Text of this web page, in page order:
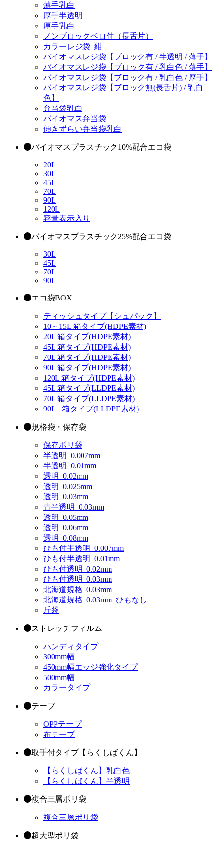
薄手乳白
厚手半透明
厚手乳白
ノンブロックベロ付（長舌片）
カラーレジ袋_紺
バイオマスレジ袋【ブロック有 / 半透明 / 薄手】
バイオマスレジ袋【ブロック有 / 乳白色 / 薄手】
バイオマスレジ袋【ブロック有 / 乳白色 / 厚手】
バイオマスレジ袋【ブロック無(長舌片) / 乳白
色】
弁当袋乳白
バイオマス弁当袋
傾きずらい弁当袋乳白
バイオマスプラスチック10%配合エコ袋
20L
30L
45L
70L
90L
120L
容量表示入り
バイオマスプラスチック25%配合エコ袋
30L
45L
70L
90L
エコ袋BOX
ティッシュタイプ【シュパック】
10～15L 箱タイプ(HDPE素材)
20L 箱タイプ(HDPE素材)
45L 箱タイプ(HDPE素材)
70L 箱タイプ(HDPE素材)
90L 箱タイプ(HDPE素材)
120L 箱タイプ(HDPE素材)
45L 箱タイプ(LLDPE素材)
70L 箱タイプ(LLDPE素材)
90L_ 箱タイプ(LLDPE素材)
規格袋・保存袋
保存ポリ袋
半透明_0.007mm
半透明_0.01mm
透明_0.02mm
透明_0.025mm
透明_0.03mm
青半透明_0.03mm
透明_0.05mm
透明_0.06mm
透明_0.08mm
ひも付半透明_0.007mm
ひも付半透明_0.01mm
ひも付透明_0.02mm
ひも付透明_0.03mm
北海道規格_0.03mm
北海道規格_0.03mm_ひもなし
斤袋
ストレッチフィルム
ハンディタイプ
300mm幅
450mm幅エッジ強化タイプ
500mm幅
カラータイプ
テープ
OPPテープ
布テープ
取手付タイプ【らくしばくん】
【らくしばくん】乳白色
【らくしばくん】半透明
複合三層ポリ袋
複合三層ポリ袋
超大型ポリ袋